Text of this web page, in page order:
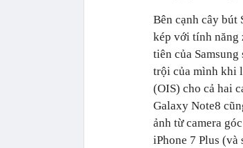
Bên cạnh cây bút
kép với tính năng
tiên của
trội của mình khi
(OIS) cho cả hai
Galaxy Note8
ảnh từ camera
iPhone 7 Plus (và